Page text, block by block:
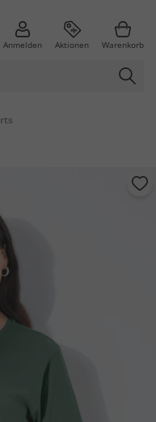
Anmelden Aktionen Warenkorb